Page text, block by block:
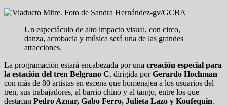
Un espectáculo de alto impacto visual, con circo,
danza, acrobacia y música será una de las grandes
atracciones.
La programación estará encabezada por una creación especial para
la estación del tren Belgrano C, dirigida porGerardo Hochman
con más de 80 artistas en escena que homenajea a los usuarios del
tren, sus trabajadores, al barrio chino y al tango, entre los que
destacan Pedro Aznar, Gabo Ferro, Julieta Lazo y Koufequin.